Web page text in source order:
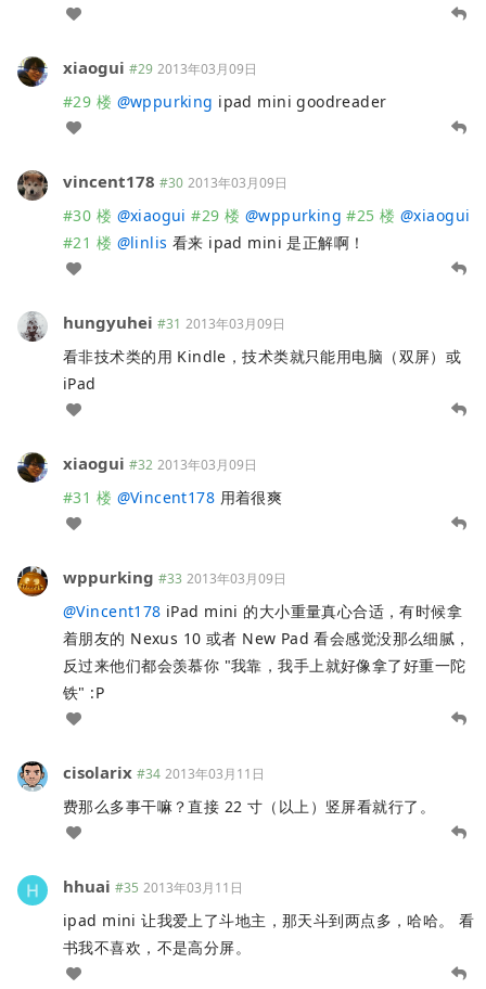
xiaogui #29 2013年03月09日
#29 楼 @wppurking ipad mini goodreader
vincent178 #30 2013年03月09日
#30 楼 @xiaogui #29 楼 @wppurking #25 楼 @xiaogui
#21 楼 @linlis 看来 ipad mini 是正解啊！
hungyuhei #31 2013年03月09日
看非技术类的用 Kindle，技术类就只能用电脑（双屏）或
iPad
xiaogui #32 2013年03月09日
#31 楼 @Vincent178 用着很爽
wppurking #33 2013年03月09日
@Vincent178 iPad mini 的大小重量真心合适，有时候拿
着朋友的 Nexus 10 或者 New Pad 看会感觉没那么细腻，
反过来他们都会羡慕你 "我靠，我手上就好像拿了好重一陀
铁" :P
cisolarix #34 2013年03月11日
费那么多事干嘛？直接 22 寸（以上）竖屏看就行了。
hhuai #35 2013年03月11日
ipad mini 让我爱上了斗地主，那天斗到两点多，哈哈。 看
书我不喜欢，不是高分屏。